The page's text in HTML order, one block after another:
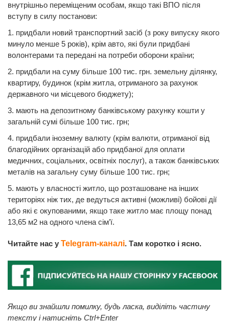
внутрішньо переміщеним особам, якщо такі ВПО після
вступу в силу постанови:
1. придбали новий транспортний засіб (з року випуску якого
минуло менше 5 років), крім авто, які були придбані
волонтерами та передані на потреби оборони країни;
2. придбали на суму більше 100 тис. грн. земельну ділянку,
квартиру, будинок (крім житла, отриманого за рахунок
державного чи місцевого бюджету);
3. мають на депозитному банківському рахунку кошти у
загальній сумі більше 100 тис. грн;
4. придбали іноземну валюту (крім валюти, отриманої від
благодійних організацій або придбаної для оплати
медичних, соціальних, освітніх послуг), а також банківських
металів на загальну суму більше 100 тис. грн;
5. мають у власності житло, що розташоване на інших
територіях ніж тих, де ведуться активні (можливі) бойові дії
або які є окупованими, якщо таке житло має площу понад
13,65 м2 на одного члена сім’ї.
Читайте нас у Telegram-каналі. Там коротко і ясно.
Якщо ви знайшли помилку, будь ласка, виділіть частину
тексту і натисніть Ctrl+Enter